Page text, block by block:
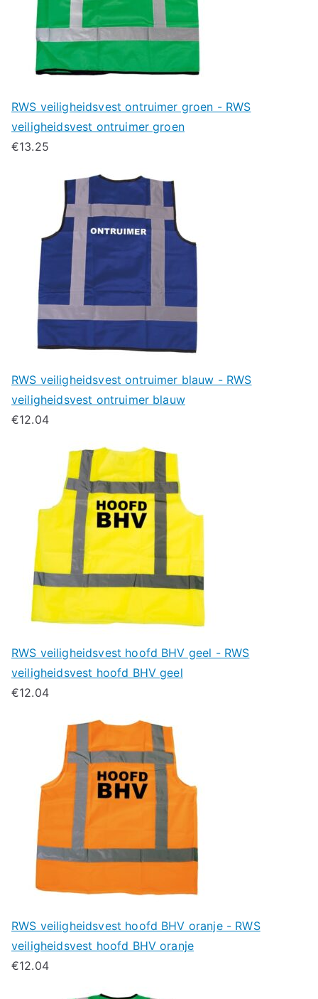
RWS veiligheidsvest ontruimer groen - RWS
veiligheidsvest ontruimer groen
€13.25
RWS veiligheidsvest ontruimer blauw - RWS
veiligheidsvest ontruimer blauw
€12.04
RWS veiligheidsvest hoofd BHV geel - RWS
veiligheidsvest hoofd BHV geel
€12.04
RWS veiligheidsvest hoofd BHV oranje - RWS
veiligheidsvest hoofd BHV oranje
€12.04